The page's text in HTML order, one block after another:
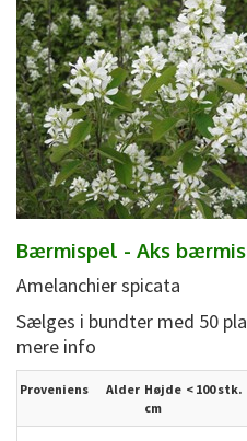
Bærmispel - Aks
Amelanchier spicata
Sælges i bundter med 50
mere info
Proveniens Alder Højde
cm
< 100 stk.